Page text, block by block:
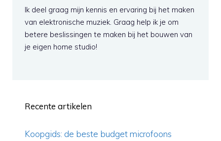
Ik deel graag mijn kennis en ervaring bij het maken
van elektronische muziek. Graag help ik je om
betere beslissingen te maken bij het bouwen van
je eigen home studio!
Recente artikelen
Koopgids: de beste budget microfoons